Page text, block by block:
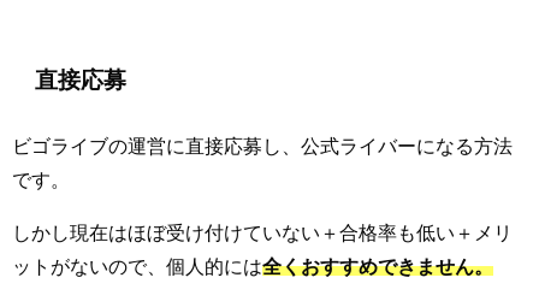
直接応募
ビゴライブの運営に直接応募し、公式ライバーになる方法
です。
しかし現在はほぼ受け付けていない＋合格率も低い＋メリ
ットがないので、個人的には全くおすすめできません。